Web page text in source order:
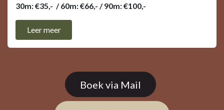
30m: €35,- / 60m: €66,- / 90m: €100,-
Leer ​​meer
Boek via Mail